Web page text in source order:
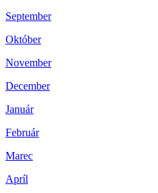
September
Október
November
December
Január
Február
Marec
Apríl